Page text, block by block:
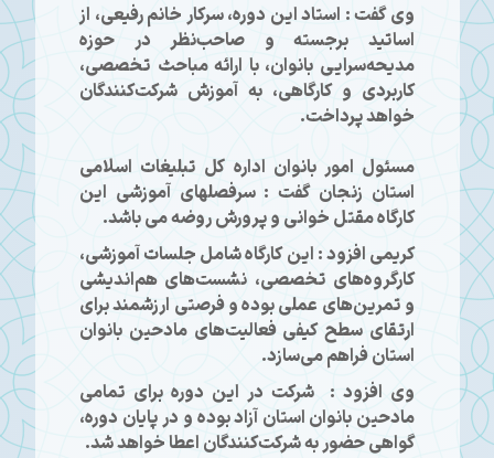
وی گفت : استاد این دوره، سرکار خانم رفیعی، از
اساتید برجسته و صاحب‌نظر در حوزه
مدیحه‌سرایی بانوان، با ارائه مباحث تخصصی،
کاربردی و کارگاهی، به آموزش شرکت‌کنندگان
خواهد پرداخت.
مسئول امور بانوان اداره کل تبلیغات اسلامی
استان زنجان گفت : سرفصلهای آموزشی این
کارگاه مقتل خوانی و پرورش روضه می باشد.
کریمی افزود : این کارگاه شامل جلسات آموزشی،
کارگروه‌های تخصصی، نشست‌های هم‌اندیشی
و تمرین‌های عملی بوده و فرصتی ارزشمند برای
ارتقای سطح کیفی فعالیت‌های مادحین بانوان
استان فراهم می‌سازد.
وی افزود : شرکت در این دوره برای تمامی
مادحین بانوان استان آزاد بوده و در پایان دوره،
گواهی حضور به شرکت‌کنندگان اعطا خواهد شد.